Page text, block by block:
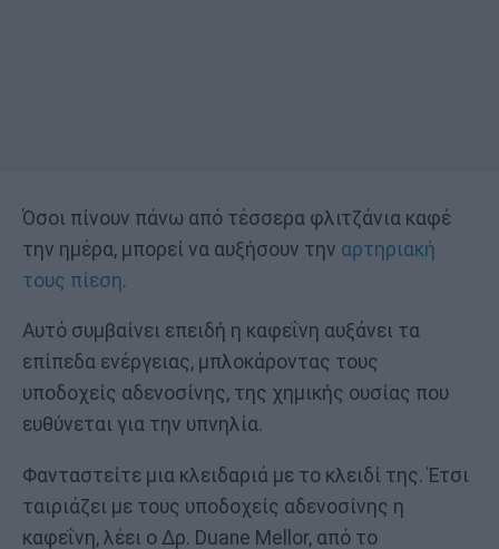
Όσοι πίνουν πάνω από τέσσερα φλιτζάνια καφέ
την ημέρα, μπορεί να αυξήσουν την αρτηριακή
τους πίεση.
Αυτό συμβαίνει επειδή η καφεΐνη αυξάνει τα
επίπεδα ενέργειας, μπλοκάροντας τους
υποδοχείς αδενοσίνης, της χημικής ουσίας που
ευθύνεται για την υπνηλία.
Φανταστείτε μια κλειδαριά με το κλειδί της. Έτσι
ταιριάζει με τους υποδοχείς αδενοσίνης η
καφεΐνη, λέει ο Δρ. Duane Mellor, από το